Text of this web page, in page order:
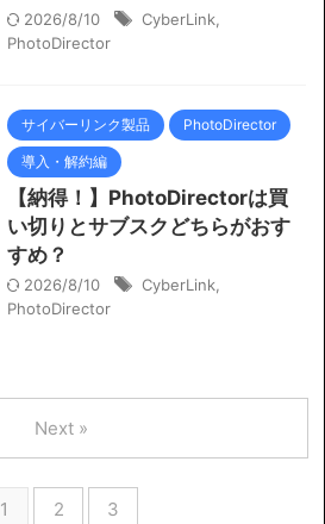
2026/8/10 CyberLink
PhotoDirector
サイバーリンク製品 PhotoDirector
導入・解約編
【納得！】PhotoDirectorは買
い切りとサブスクどちらがおす
すめ？
2026/8/10 CyberLink
PhotoDirector
1 2 3
Next »